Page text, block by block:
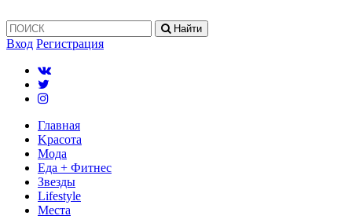
Найти
Вход Регистрация
Главная
Kрасота
Мода
Еда + Фитнес
Звезды
Lifestyle
Mеста